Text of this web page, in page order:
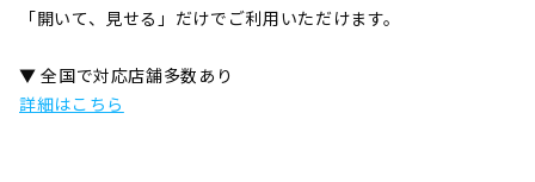
「開いて、見せる」だけでご利用いただけます。
▼ 全国で対応店舗多数あり
詳細はこちら